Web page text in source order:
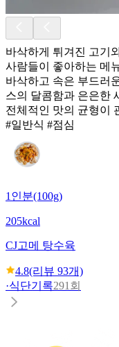
바삭하게 튀겨진 고기
사람들이 좋아하는 메
바삭하고 속은 부드러
스의 달콤함과 은은한
전체적인 맛의 균형이
#일반식 #점심
1인분(100g)
205kcal
CJ고메 탕수육
4.8(리뷰 93개)
·식단기록291회